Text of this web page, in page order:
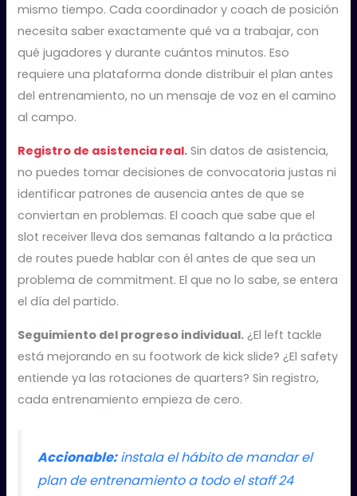
mismo tiempo. Cada coordinador y coach de posición
necesita saber exactamente qué va a trabajar, con
qué jugadores y durante cuántos minutos. Eso
requiere una plataforma donde distribuir el plan antes
del entrenamiento, no un mensaje de voz en el camino
al campo.
Registro de asistencia real. Sin datos de asistencia,
no puedes tomar decisiones de convocatoria justas ni
identificar patrones de ausencia antes de que se
conviertan en problemas. El coach que sabe que el
slot receiver lleva dos semanas faltando a la práctica
de routes puede hablar con él antes de que sea un
problema de commitment. El que no lo sabe, se entera
el día del partido.
Seguimiento del progreso individual. ¿El left tackle
está mejorando en su footwork de kick slide? ¿El safety
entiende ya las rotaciones de quarters? Sin registro,
cada entrenamiento empieza de cero.
Accionable:instala el hábito de mandar el
plan de entrenamiento a todo el staff 24